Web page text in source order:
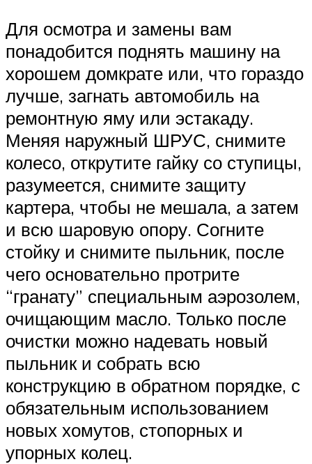
Для осмотра и замены вам
понадобится поднять машину на
хорошем домкрате или, что гораздо
лучше, загнать автомобиль на
ремонтную яму или эстакаду.
Меняя наружный ШРУС, снимите
колесо, открутите гайку со ступицы,
разумеется, снимите защиту
картера, чтобы не мешала, а затем
и всю шаровую опору. Согните
стойку и снимите пыльник, после
чего основательно протрите
“гранату” специальным аэрозолем,
очищающим масло. Только после
очистки можно надевать новый
пыльник и собрать всю
конструкцию в обратном порядке, с
обязательным использованием
новых хомутов, стопорных и
упорных колец.